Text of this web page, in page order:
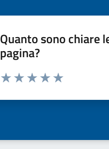
Quanto sono chiare
pagina?
Valuta da 1 a 5 stelle la pagina